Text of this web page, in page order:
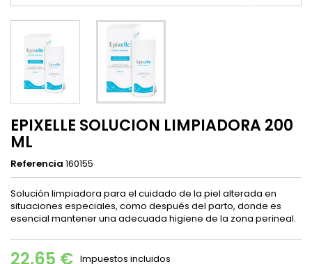
EPIXELLE SOLUCION LIMPIADORA 200
ML
Referencia 160155
Solución limpiadora para el cuidado de la piel alterada en
situaciones especiales, como después del parto, donde es
esencial mantener una adecuada higiene de la zona perineal.
22,65 € Impuestos incluidos